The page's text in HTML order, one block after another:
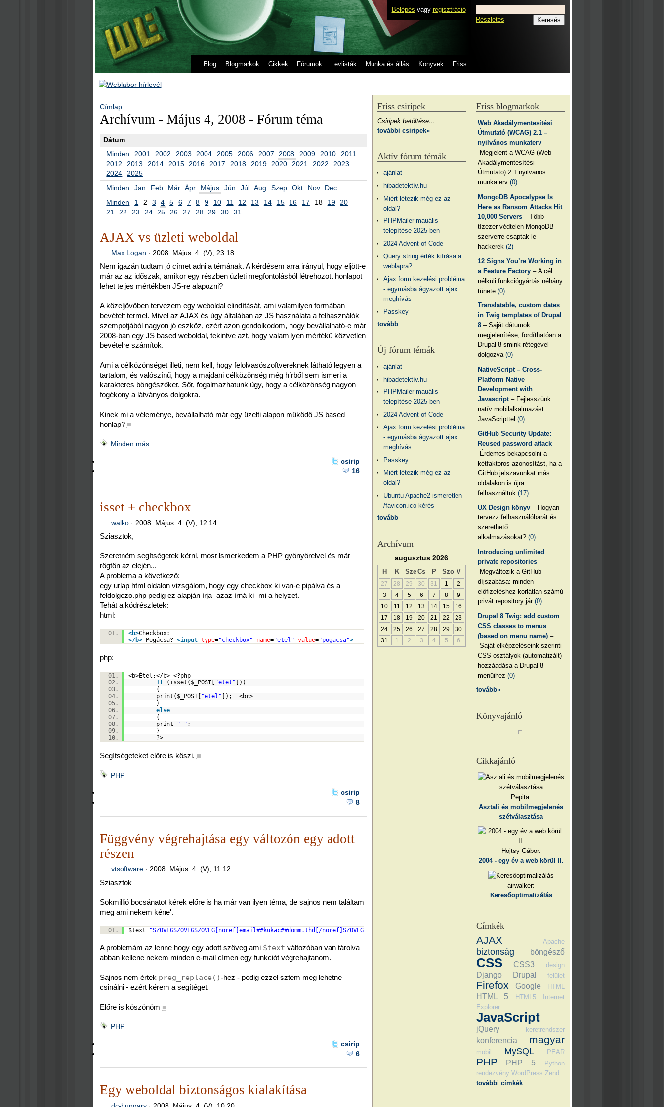
Belépés vagy regisztráció
Blog Blogmarkok Cikkek Fórumok Levlisták Munka és állás Könyvek Friss
Részletes
Címlap
Archívum - Május 4, 2008 - Fórum téma
Dátum
Minden
2001 2002 2003 2004 2005 2006 2007 2008 2009 2010
2011
2012
2013 2014 2015 2016 2017 2018 2019 2020 2021 2022
2023
2024
2025
Minden
Jan Feb Már Ápr Május Jún Júl Aug Szep Okt Nov
Dec
Minden
1 2 3 4 5 6 7 8 9 10 11 12 13 14 15 16 17 18 19
20
21
22 23 24 25 26 27 28 29 30 31
AJAX vs üzleti weboldal
Max Logan ·2008. Május. 4. (V), 23.18
Nem igazán tudtam jó címet adni a témának. A kérdésem arra irányul, hogy eljött-e
már az az időszak, amikor egy részben üzleti megfontolásból létrehozott honlapot
lehet teljes mértékben JS-re alapozni?
A közeljövőben tervezem egy weboldal elindítását, ami valamilyen formában
bevételt termel. Mivel az AJAX és úgy általában az JS használata a felhasználók
szempotjából nagyon jó eszköz, ezért azon gondolkodom, hogy bevállalható-e már
2008-ban egy JS based weboldal, tekintve azt, hogy valamilyen mértékű közvetlen
bevételre számítok.
Ami a célközönséget illeti, nem kell, hogy felolvasószoftvereknek látható legyen a
tartalom, és valószínű, hogy a majdani célközönség még hírből sem ismeri a
karakteres böngészőket. Sőt, fogalmazhatunk úgy, hogy a célközönség nagyon
fogékony a látványos dolgokra.
Kinek mi a véleménye, bevállalható már egy üzelti alapon működő JS based
honlap? ■
Minden más
csirip
16
isset + checkbox
walko · 2008. Május. 4. (V), 12.14
Sziasztok,
Szeretném segítségetek kérni, most ismerkedem a PHP gyönyöreivel és már
rögtön az elején...
A probléma a következő:
egy urlap html oldalon vizsgálom, hogy egy checkbox ki van-e pipálva és a
feldolgozo.php pedig ez alapján írja -azaz írná ki- mi a helyzet.
Tehát a kódrészletek:
html:
<b>Checkbox:
</b>Pogácsa? <input type="checkbox" name="etel" value="pogacsa">
php:
<b>Étel:</b> <?php
if(isset( $_POST[ "etel" ]))
{
print( $_POST[ "etel" ]); <br>
}
else
{
print
"-" ;
}
?>
Segítségeteket előre is köszi. ■
PHP
csirip
8
Függvény végrehajtása egy változón egy adott
részen
vtsoftware ·2008. Május. 4. (V), 11.12
Sziasztok
Sokmillió bocsánatot kérek előre is ha már van ilyen téma, de sajnos nem találtam
meg ami nekem kéne'.
$text="SZÖVEGSZÖVEGSZÖVEG[noref]email##kukac##domm.thd[/noref]SZÖVEGSZÖVEGSZÖVEG"
A problémám az lenne hogy egy adott szöveg ami $text változóban van tárolva
abban kellene nekem minden e-mail címen egy funkciót végrehajtanom.
Sajnos nem értek preg_replace()-hez - pedig ezzel sztem meg lehetne
csinálni - ezért kérem a segítéget.
Előre is köszönöm ■
PHP
csirip
6
Egy weboldal biztonságos kialakítása
Friss blogmarkok
Web Akadálymentesítési
Útmutató (WCAG) 2.1 –
nyilvános munkaterv –
Megjelent a WCAG (Web
Akadálymentesítési
Útmutató) 2.1 nyilvános
munkaterv(0)
MongoDB Apocalypse Is
Here as Ransom Attacks Hit
10,000 Servers – Több
tízezer védtelen MongoDB
szerverre csaptak le
hackerek(2)
12 Signs You’re Working in
a Feature Factory – A cél
nélküli funkciógyártás néhány
tünete(0)
Translatable, custom dates
in Twig templates of Drupal
8 – Saját dátumok
megjelenítése, fordíthatóan a
Drupal 8 smink rétegével
dolgozva(0)
NativeScript – Cross-
Platform Native
Development with
Javascript – Fejlesszünk
natív mobilalkalmazást
JavaScripttel(0)
GitHub Security Update:
Reused password attack –
Érdemes bekapcsolni a
kétfaktoros azonosítást, ha a
GitHub jelszavunkat más
oldalakon is újra
felhasználtuk(17)
UX Design könyv – Hogyan
tervezz felhasználóbarát és
szerethető
alkalmazásokat?(0)
Introducing unlimited
private repositories –
Megváltozik a GitHub
díjszabása: minden
előfizetéshez korlátlan számú
privát repository jár(0)
Drupal 8 Twig: add custom
CSS classes to menus
(based on menu name) –
Saját elképzeléseink szerinti
CSS osztályok (automatizált)
hozzáadása a Drupal 8
menüihez(0)
tovább»
Könyvajánló
Cikkajánló
Pepita:
Asztali és mobilmegjelenés
szétválasztása
Hojtsy Gábor:
2004 - egy év a web körül II.
airwalker:
Keresőoptimalizálás
Címkék
AJAX Apache
biztonság böngésző
CSS CSS3 design
Django Drupal felület
Firefox Google HTML
HTML 5 HTML5
Internet
Explorer
JavaScript
jQuery keretrendszer
konferencia magyar
mobil MySQL PEAR
PHP PHP 5
Python
rendezvény WordPress Zend
további címkék
Friss csiripek
Csiripek betöltése…
további csiripek»
Aktív fórum témák
ajánlat
hibadetektív.hu
Miért létezik még ez az
oldal?
PHPMailer mauális
telepítése 2025-ben
2024 Advent of Code
Query string érték kiírása a
weblapra?
Ajax form kezelési probléma
- egymásba ágyazott ajax
meghívás
Passkey
tovább
Új fórum témák
ajánlat
hibadetektív.hu
PHPMailer mauális
telepítése 2025-ben
2024 Advent of Code
Ajax form kezelési probléma
- egymásba ágyazott ajax
meghívás
Passkey
Miért létezik még ez az
oldal?
Ubuntu Apache2 ismeretlen
/favicon.ico kérés
tovább
Archívum
augusztus 2026
H K SzeCs P Szo V
27 28 29 30 31 1
2
3
4 5 6 7 8
9
10
11 12 13 14 15
16
17
18 19 20 21 22
23
24
25 26 27 28 29
30
31
1 2 3 4 5 6